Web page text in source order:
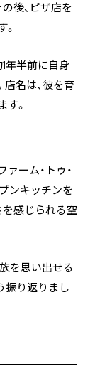
後、ピザ店を
年半前に自身
店名は、彼を育
。
ーム・トゥ・
ンキッチンを
感じられる空
を思い出せる
振り返りまし